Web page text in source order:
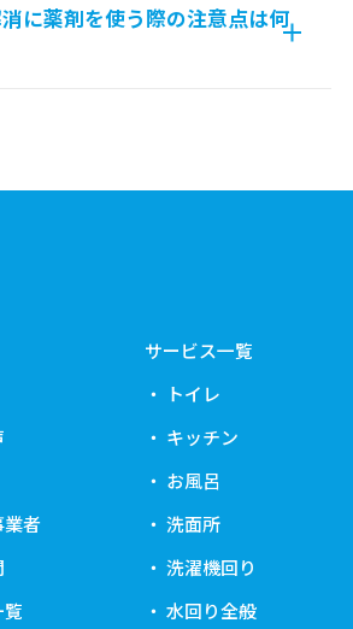
に薬剤を使う際の注意点は何
業者
サービス一覧
トイレ
キッチン
お風呂
洗面所
洗濯機回り
水回り全般